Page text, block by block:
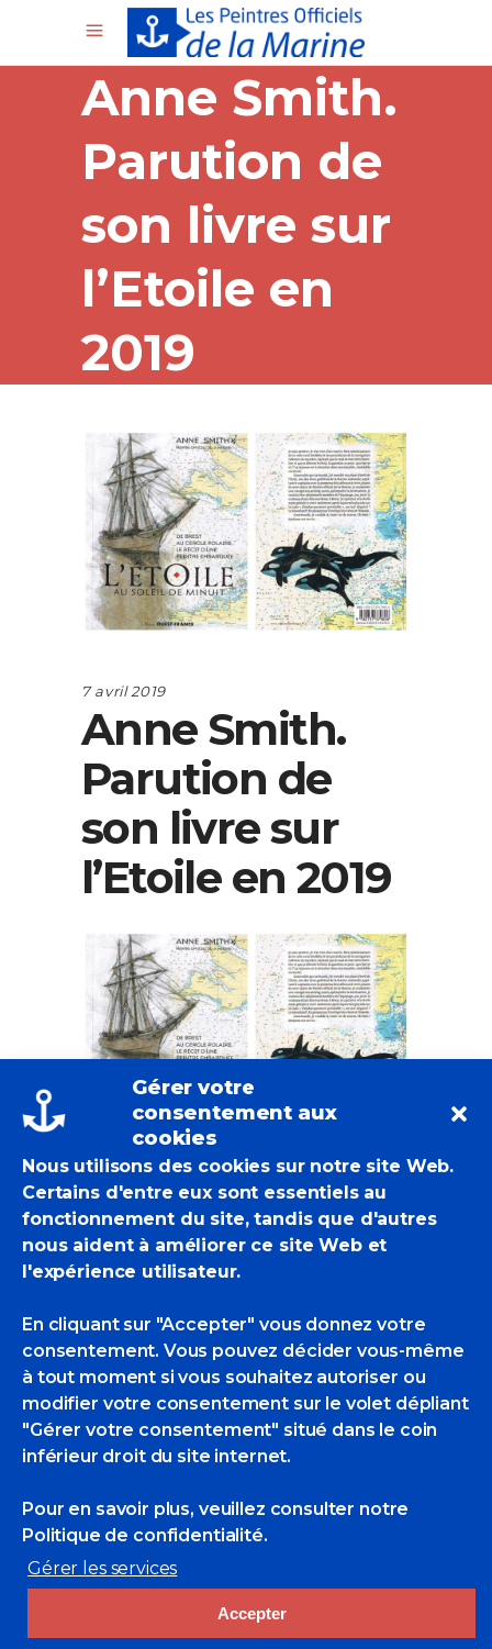
Gérer votre
consentement aux
cookies
Nous utilisons des cookies sur notre site Web.
Certains d'entre eux sont essentiels au
fonctionnement du site, tandis que d'autres
nous aident à améliorer ce site Web et
l'expérience utilisateur.
En cliquant sur "Accepter" vous donnez votre
consentement. Vous pouvez décider vous-même
à tout moment si vous souhaitez autoriser ou
modifier votre consentement sur le volet dépliant
"Gérer votre consentement" situé dans le coin
inférieur droit du site internet.
Pour en savoir plus, veuillez consulter notre
Politique de confidentialité.
Gérer les services
Accepter
Anne Smith.
Parution de
son livre sur
l’Etoile en
2019
7 avril 2019
Anne Smith.
Parution de
son livre sur
l’Etoile en 2019
Le livre d’Anne Smith, un récit illustré,
est dans les bacs (et disponible aussi
part l’Internet à la Fnac, Amazon etc.)
cette semaine du 1er avril 2019.
Editions Ouest-France, 225 pages, 20
euros.
Jennifer.lcc@orange.fr
Actualités Des POM, Brèves,Editions
Individuelles
Anne Smith
0 Likes